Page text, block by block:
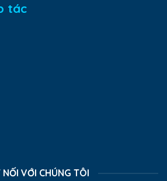
tác
NỐI VỚI CHÚNG TÔI